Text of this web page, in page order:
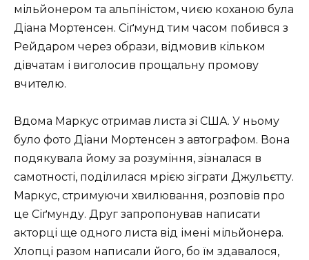
мільйонером та альпіністом, чиєю коханою була
Діана Мортенсен. Сіґмунд тим часом побився з
Рейдаром через образи, відмовив кільком
дівчатам і виголосив прощальну промову
вчителю.
Вдома Маркус отримав листа зі США. У ньому
було фото Діани Мортенсен з автографом. Вона
подякувала йому за розуміння, зізналася в
самотності, поділилася мрією зіграти Джульєтту.
Маркус, стримуючи хвилювання, розповів про
це Сіґмунду. Друг запропонував написати
акторці ще одного листа від імені мільйонера.
Хлопці разом написали його, бо їм здавалося,